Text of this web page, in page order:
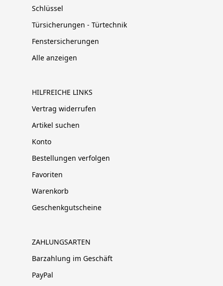
Schlüssel
Türsicherungen - Türtechnik
Fenstersicherungen
Alle anzeigen
HILFREICHE LINKS
Vertrag widerrufen
Artikel suchen
Konto
Bestellungen verfolgen
Favoriten
Warenkorb
Geschenkgutscheine
ZAHLUNGSARTEN
Barzahlung im Geschäft
PayPal